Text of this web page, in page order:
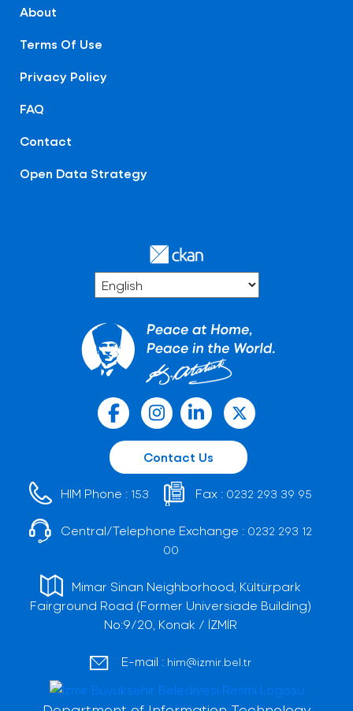
About
Terms Of Use
Privacy Policy
FAQ
Contact
Open Data Strategy
Contact Us
HIM Phone : 153 Fax : 0232 293 39 95
Central/Telephone Exchange : 0232 293 12
00
Mimar Sinan Neighborhood, Kültürpark
Fairground Road (Former Universiade Building)
No:9/20, Konak / İZMİR
E-mail : him@izmir.bel.tr